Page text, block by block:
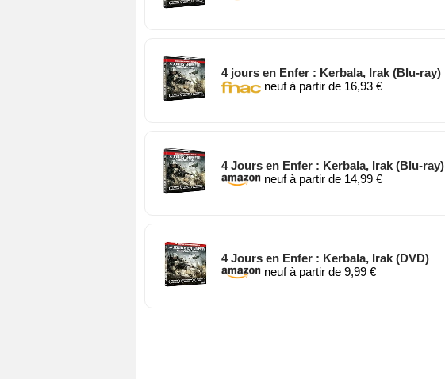
4 jours en Enfer : Kerbala, Irak (Blu-ray)
neuf à partir de 16,93 €
4 Jours en Enfer : Kerbala, Irak (Blu-ray)
neuf à partir de 14,99 €
4 Jours en Enfer : Kerbala, Irak (DVD)
neuf à partir de 9,99 €